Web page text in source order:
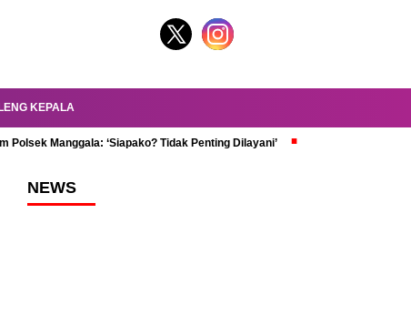
KEPALA
Polsek Manggala: ‘Siapako? Tidak Penting Dilayani’
NEWS